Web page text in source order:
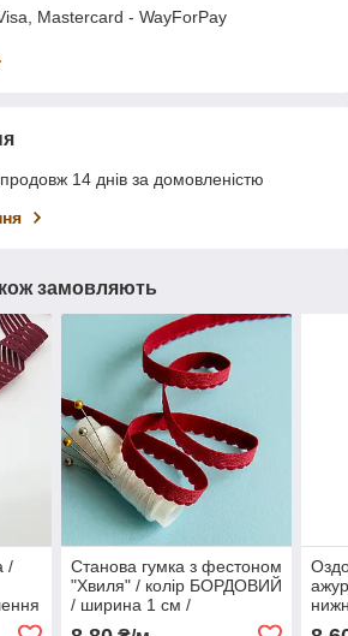
Mastercard - WayForPay
14 днів за домовленістю
замовляють
/
Станова гумка з фестоном
"Хвиля" / колір БОРДОВИЙ
/ ширина 1 см /
замовлення від 1 метра